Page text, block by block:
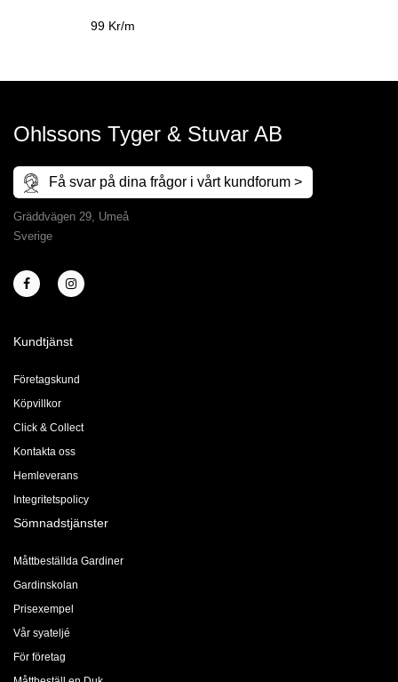
99 Kr/m
Ohlssons Tyger & Stuvar AB
Få svar på dina frågor i vårt kundforum >
Gräddvägen 29, Umeå
Sverige
Kundtjänst
Företagskund
Köpvillkor
Click & Collect
Kontakta oss
Hemleverans
Integritetspolicy
Sömnadstjänster
Måttbeställda Gardiner
Gardinskolan
Prisexempel
Vår syateljé
För företag